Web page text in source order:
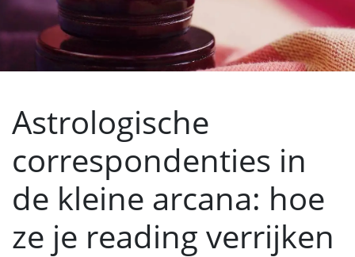
Astrologische
correspondenties in
de kleine arcana: hoe
ze je reading verrijken